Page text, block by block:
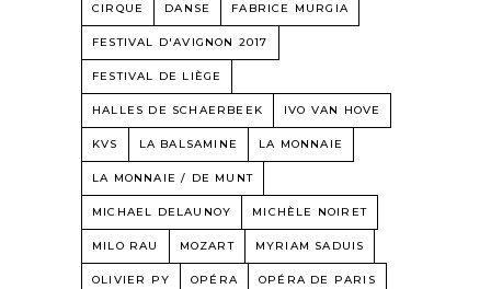
CIRQUE DANSE FABRICE MURGIA
FESTIVAL D'AVIGNON 2017
FESTIVAL DE LIÈGE
HALLES DE SCHAERBEEK IVO VAN HOVE
KVS LA BALSAMINE LA MONNAIE
LA MONNAIE / DE MUNT
MICHAEL DELAUNOY MICHÈLE NOIRET
MILO RAU MOZART MYRIAM SADUIS
OLIVIER PY OPÉRA OPÉRA DE PARIS